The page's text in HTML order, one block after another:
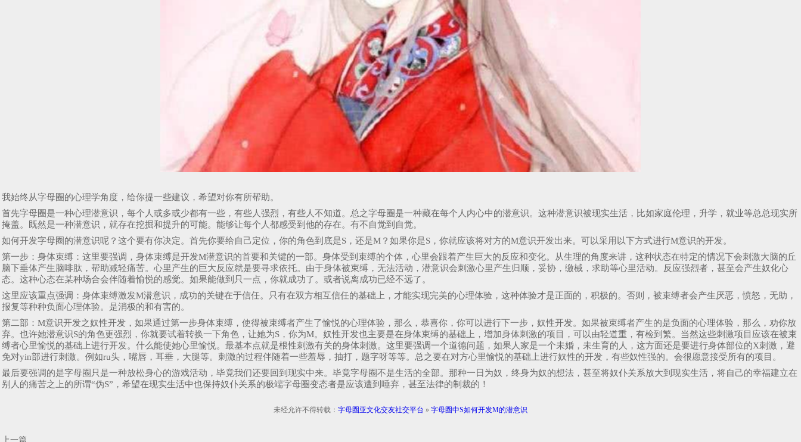
我始终从字母圈的心理学角度，给你提一些建议，希望对你有所帮助。
首先字母圈是一种心理潜意识，每个人或多或少都有一些，有些人强烈，有些人不知道。总之字母圈是一种藏在每个人内心中的潜意识。这种潜意识被现实生活，比如家庭伦理，升学，就业等总总现实所
掩盖。既然是一种潜意识，就存在挖掘和提升的可能。能够让每个人都感受到他的存在。有不自觉到自觉。
如何开发字母圈的潜意识呢？这个要有你决定。首先你要给自己定位，你的角色到底是S，还是M？如果你是S，你就应该将对方的M意识开发出来。可以采用以下方式进行M意识的开发。
第一步：身体束缚：这里要强调，身体束缚是开发M潜意识的首要和关键的一部。身体受到束缚的个体，心里会跟着产生巨大的反应和变化。从生理的角度来讲，这种状态在特定的情况下会刺激大脑的丘
脑下垂体产生脑啡肽，帮助减轻痛苦。心里产生的巨大反应就是要寻求依托。由于身体被束缚，无法活动，潜意识会刺激心里产生归顺，妥协，缴械，求助等心里活动。反应强烈者，甚至会产生奴化心
态。这种心态在某种场合会伴随着愉悦的感觉。如果能做到只一点，你就成功了。或者说离成功已经不远了。
这里应该重点强调：身体束缚激发M潜意识，成功的关键在于信任。只有在双方相互信任的基础上，才能实现完美的心理体验，这种体验才是正面的，积极的。否则，被束缚者会产生厌恶，愤怒，无助，
报复等种种负面心理体验。是消极的和有害的。
第二部：M意识开发之奴性开发，如果通过第一步身体束缚，使得被束缚者产生了愉悦的心理体验，那么，恭喜你，你可以进行下一步，奴性开发。如果被束缚者产生的是负面的心理体验，那么，劝你放
弃。也许她潜意识S的角色更强烈，你就要试着转换一下角色，让她为S，你为M。奴性开发也主要是在身体束缚的基础上，增加身体刺激的项目，可以由轻道重，有检到繁。当然这些刺激项目应该在被束
缚者心里愉悦的基础上进行开发。什么能使她心里愉悦。最基本点就是根性刺激有关的身体刺激。这里要强调一个道德问题，如果人家是一个未婚，未生育的人，这方面还是要进行身体部位的X刺激，避
免对yin部进行刺激。例如ru头，嘴唇，耳垂，大腿等。刺激的过程伴随着一些羞辱，抽打，题字呀等等。总之要在对方心里愉悦的基础上进行奴性的开发，有些奴性强的。会很愿意接受所有的项目。
最后要强调的是字母圈只是一种放松身心的游戏活动，毕竟我们还要回到现实中来。毕竟字母圈不是生活的全部。那种一日为奴，终身为奴的想法，甚至将奴仆关系放大到现实生活，将自己的幸福建立在
别人的痛苦之上的所谓“伪S”，希望在现实生活中也保持奴仆关系的极端字母圈变态者是应该遭到唾弃，甚至法律的制裁的！
未经允许不得转载： 字母圈亚文化交友社交平台 » 字母圈中S如何开发M的潜意识
上一篇